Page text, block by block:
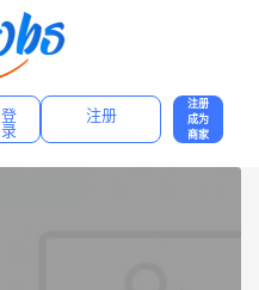
登
录
注册
注册
成为
商家